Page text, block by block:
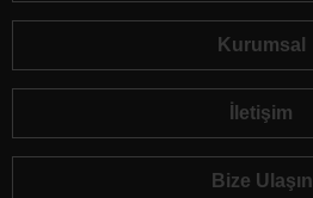
Kurumsal
İletişim
Bize Ulaşın